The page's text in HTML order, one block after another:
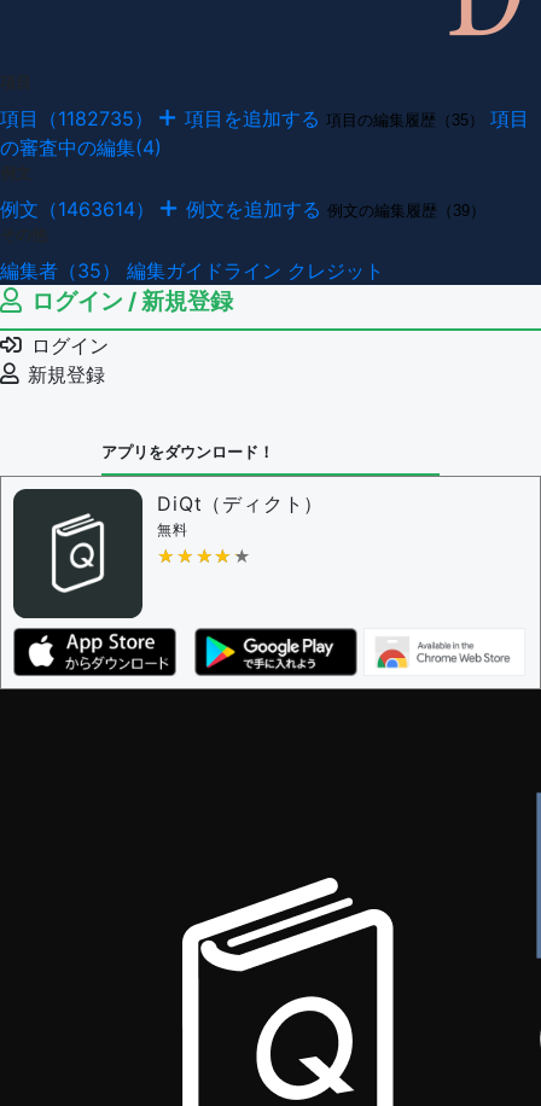
項目（1182735） 項目を追加する 項目の編集履歴（35）
項目
の審査中の編集(4)
例文（1463614） 例文を追加する 例文の編集履歴（39）
編集者（35） 編集ガイドライン クレジット
ログイン / 新規登録
ログイン
新規登録
アプリをダウンロード！
DiQt（ディクト）
無料
★★★★★
★★★★★